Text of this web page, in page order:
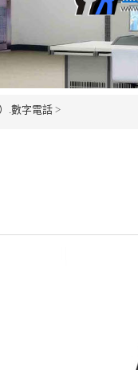
.數字電話>